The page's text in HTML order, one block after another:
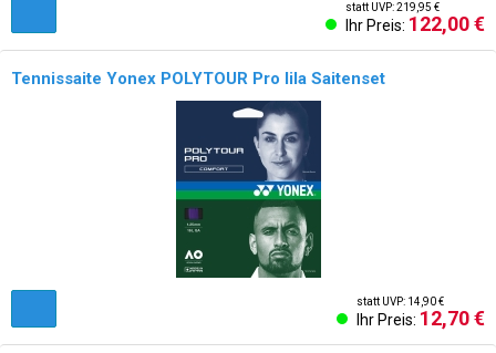
statt UVP: 219,95 €
Ihr Preis: 122,00 €
Tennissaite Yonex POLYTOUR Pro lila Saitenset
statt UVP: 14,90 €
Ihr Preis: 12,70 €